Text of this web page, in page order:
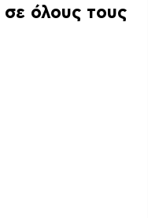
σε όλους τους